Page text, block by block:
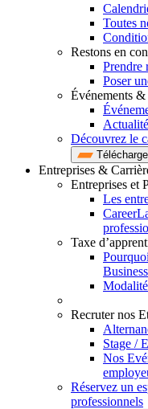
Toutes
Restons en
Prendre
Poser
Événements
Découvrez le
Entreprises &
Entreprises et
Les
Taxe
Recruter nos
Stage /
Nos
Réservez un
professionnels